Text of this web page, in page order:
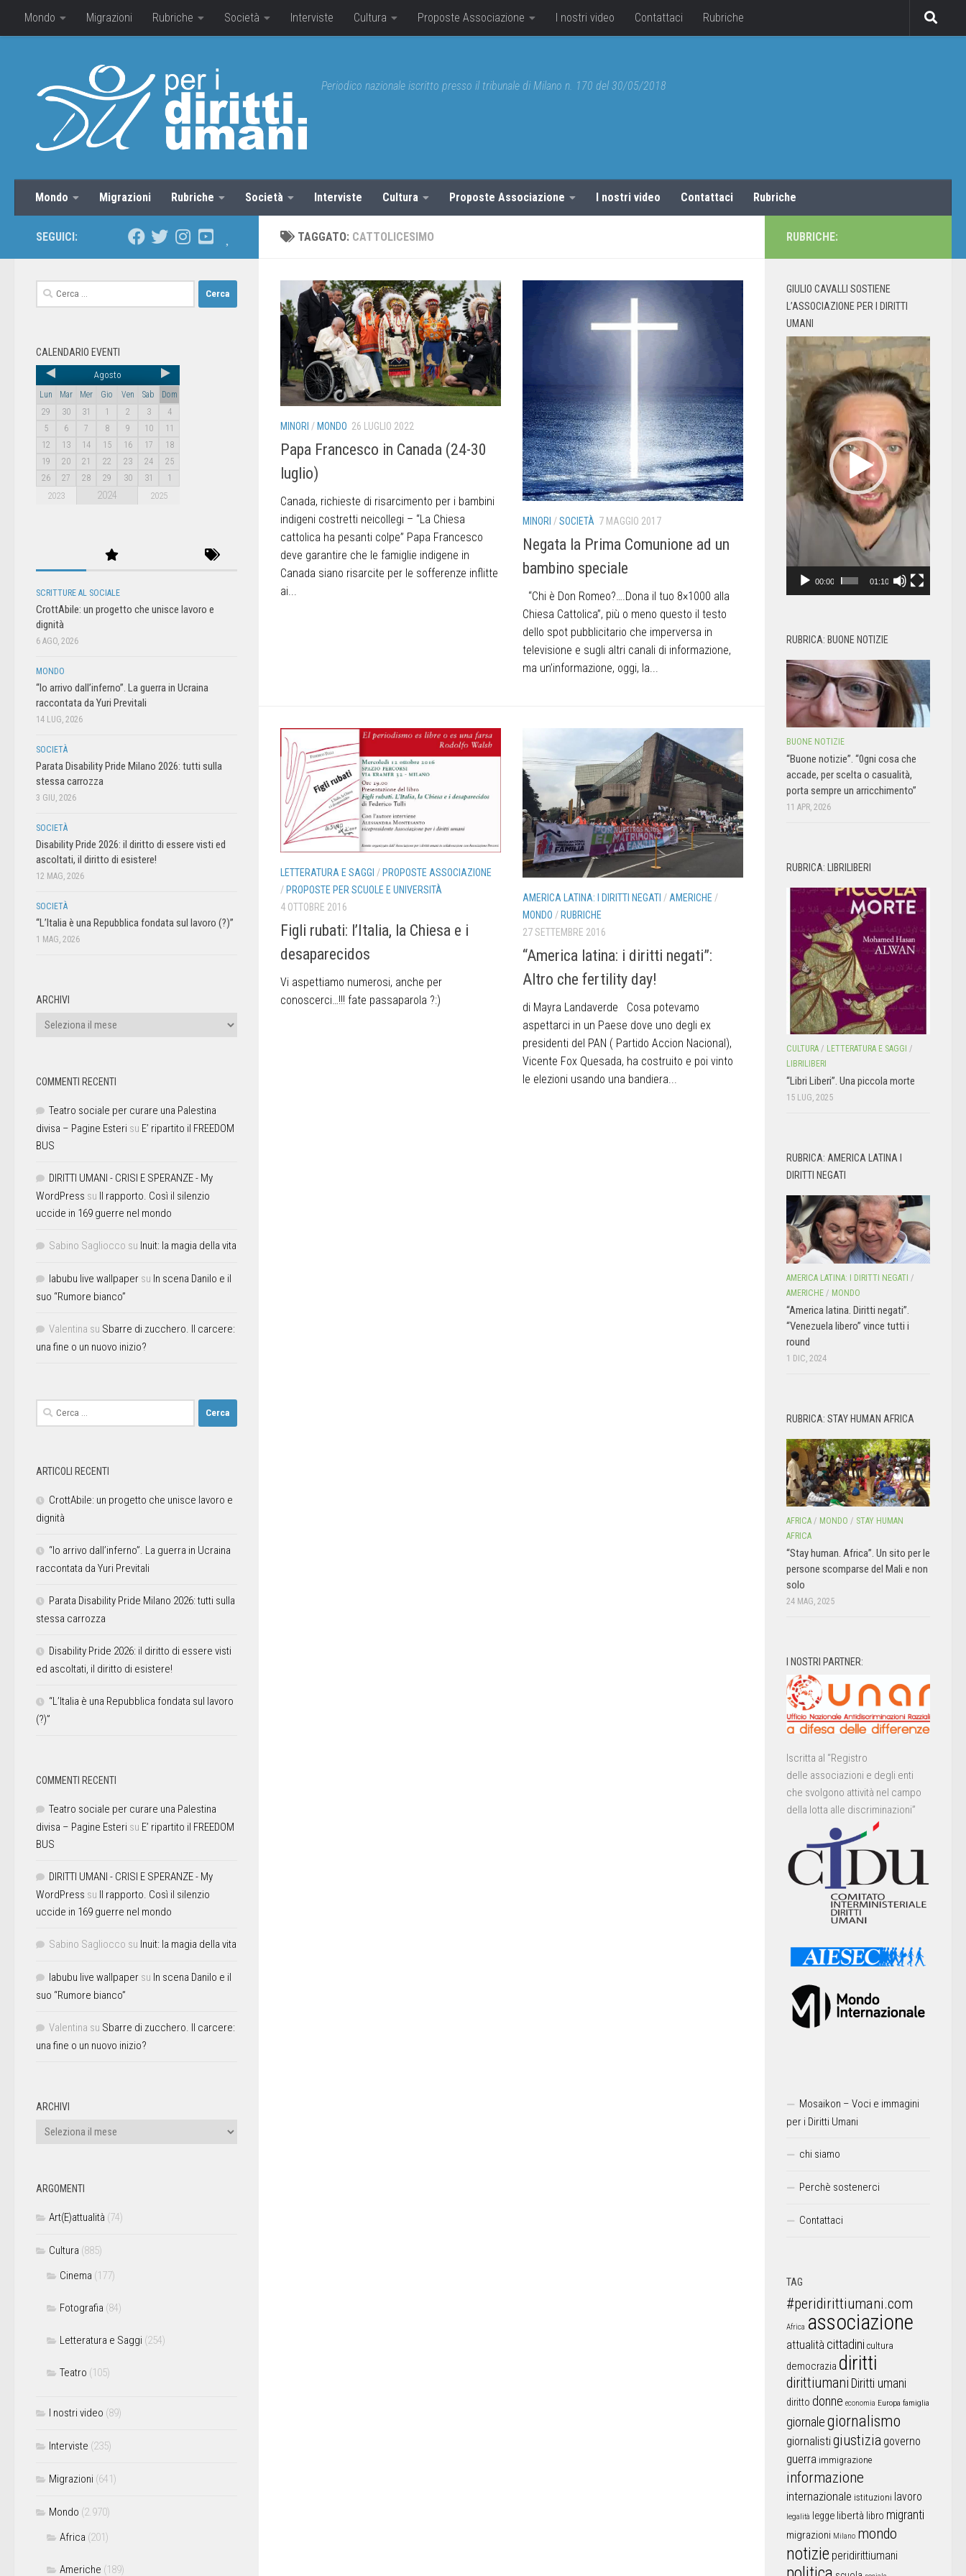
Mondo Migrazioni Rubriche Società Interviste Cultura Proposte Associazione I nostri video Contattaci Rubriche
Periodico nazionale iscritto presso il tribunale di Milano n. 170 del 30/05/2018
Mondo Migrazioni Rubriche Società Interviste Cultura Proposte Associazione I nostri video Contattaci Rubriche
TAGGATO: CATTOLICESIMO
MINORI / MONDO 26 LUGLIO 2022
Papa Francesco in Canada (24-30
luglio)
Canada, richieste di risarcimento per i bambini
indigeni costretti neicollegi – “La Chiesa
cattolica ha pesanti colpe” Papa Francesco
deve garantire che le famiglie indigene in
Canada siano risarcite per le sofferenze inflitte
ai...
MINORI /SOCIETÀ 7 MAGGIO 2017
Negata la Prima Comunione ad un
bambino speciale
“Chi è Don Romeo?….Dona il tuo 8×1000 alla
Chiesa Cattolica”, più o meno questo il testo
dello spot pubblicitario che imperversa in
televisione e sugli altri canali di informazione,
ma un’informazione, oggi, la...
LETTERATURA E SAGGI /PROPOSTE ASSOCIAZIONE
/PROPOSTE PER SCUOLE E UNIVERSITÀ
4 OTTOBRE 2016
Figli rubati: l’Italia, la Chiesa e i
desaparecidos
Vi aspettiamo numerosi, anche per
conoscerci…!!! fate passaparola ?:)
AMERICA LATINA: I DIRITTI NEGATI / AMERICHE /
MONDO /RUBRICHE
27 SETTEMBRE 2016
“America latina: i diritti negati”:
Altro che fertility day!
di Mayra Landaverde Cosa potevamo
aspettarci in un Paese dove uno degli ex
presidenti del PAN ( Partido Accion Nacional),
Vicente Fox Quesada, ha costruito e poi vinto
le elezioni usando una bandiera...
SEGUICI:
CALENDARIO EVENTI
Agosto
Lun Mar Mer Gio Ven Sab
Dom
29
30 31 1 2 3
4
5
6 7 8 9 10
11
12
13 14 15 16 17
18
19
20 21 22 23 24
25
26
27 28 29 30 31 1
2023 2024 2025
SCRITTURE AL SOCIALE
CrottAbile: un progetto che unisce lavoro e
dignità
6 AGO, 2026
MONDO
“Io arrivo dall’inferno”. La guerra in Ucraina
raccontata da Yuri Previtali
14 LUG, 2026
SOCIETÀ
Parata Disability Pride Milano 2026: tutti sulla
stessa carrozza
3 GIU, 2026
SOCIETÀ
Disability Pride 2026: il diritto di essere visti ed
ascoltati, il diritto di esistere!
12 MAG, 2026
SOCIETÀ
“L’Italia è una Repubblica fondata sul lavoro (?)”
1 MAG, 2026
ARCHIVI
COMMENTI RECENTI
Teatro sociale per curare una Palestina
divisa – Pagine Esteri su E’ ripartito il FREEDOM
BUS
DIRITTI UMANI - CRISI E SPERANZE - My
WordPress su Il rapporto. Così il silenzio
uccide in 169 guerre nel mondo
Sabino Sagliocco su Inuit: la magia della vita
labubu live wallpaper su In scena Danilo e il
suo “Rumore bianco”
Valentina su Sbarre di zucchero. Il carcere:
una fine o un nuovo inizio?
ARTICOLI RECENTI
CrottAbile: un progetto che unisce lavoro e
dignità
“Io arrivo dall’inferno”. La guerra in Ucraina
raccontata da Yuri Previtali
Parata Disability Pride Milano 2026: tutti sulla
stessa carrozza
Disability Pride 2026: il diritto di essere visti
ed ascoltati, il diritto di esistere!
“L’Italia è una Repubblica fondata sul lavoro
(?)”
COMMENTI RECENTI
Teatro sociale per curare una Palestina
divisa – Pagine Esteri su E’ ripartito il FREEDOM
BUS
DIRITTI UMANI - CRISI E SPERANZE - My
WordPress su Il rapporto. Così il silenzio
uccide in 169 guerre nel mondo
Sabino Sagliocco su Inuit: la magia della vita
labubu live wallpaper su In scena Danilo e il
suo “Rumore bianco”
Valentina su Sbarre di zucchero. Il carcere:
una fine o un nuovo inizio?
ARCHIVI
ARGOMENTI
Art(E)attualità (74)
Cultura (885)
Cinema (177)
Fotografia (84)
Letteratura e Saggi (254)
Teatro (105)
I nostri video (89)
Interviste (235)
Migrazioni (641)
Mondo (2.970)
Africa (201)
Americhe (189)
RUBRICHE:
GIULIO CAVALLI SOSTIENE
L’ASSOCIAZIONE PER I DIRITTI
UMANI
Video
Player
00:00 01:10
RUBRICA: BUONE NOTIZIE
BUONE NOTIZIE
“Buone notizie”. “0gni cosa che
accade, per scelta o casualità,
porta sempre un arricchimento”
11 APR, 2026
RUBRICA: LIBRILIBERI
CULTURA / LETTERATURA E SAGGI /
LIBRILIBERI
“Libri Liberi”. Una piccola morte
15 LUG, 2025
RUBRICA: AMERICA LATINA I
DIRITTI NEGATI
AMERICA LATINA: I DIRITTI NEGATI /
AMERICHE / MONDO
“America latina. Diritti negati”.
“Venezuela libero” vince tutti i
round
1 DIC, 2024
RUBRICA: STAY HUMAN AFRICA
AFRICA / MONDO / STAY HUMAN
AFRICA
“Stay human. Africa”. Un sito per le
persone scomparse del Mali e non
solo
24 MAG, 2025
I NOSTRI PARTNER:
Iscritta al “Registro
delle associazioni e degli enti
che svolgono attività nel campo
della lotta alle discriminazioni”
Mosaikon – Voci e immagini
per i Diritti Umani
chi siamo
Perchè sostenerci
Contattaci
TAG
#peridirittiumani.com
Africa associazione
attualità cittadini cultura
democrazia diritti
dirittiumani Diritti umani
diritto donne economia Europa famiglia
giornalegiornalismo
giornalistigiustizia governo
guerra immigrazione
informazione
internazionale istituzioni lavoro
legalità legge libertà libro migranti
migrazioni Milano mondo
notizie peridirittiumani